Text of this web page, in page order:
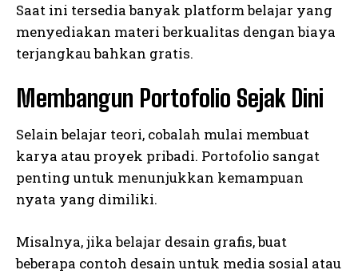
Saat ini tersedia banyak platform belajar yang
menyediakan materi berkualitas dengan biaya
terjangkau bahkan gratis.
Membangun Portofolio Sejak Dini
Selain belajar teori, cobalah mulai membuat
karya atau proyek pribadi. Portofolio sangat
penting untuk menunjukkan kemampuan
nyata yang dimiliki.
Misalnya, jika belajar desain grafis, buat
beberapa contoh desain untuk media sosial atau